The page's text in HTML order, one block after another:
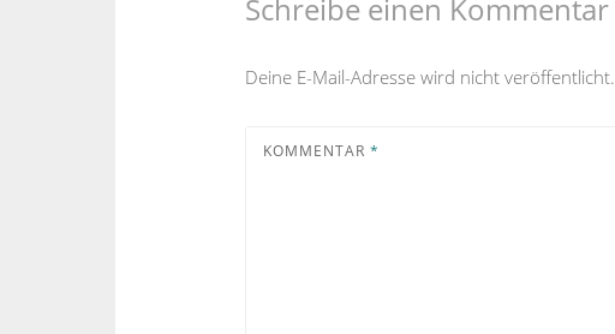
Schreibe einen Kommentar
Deine E-Mail-Adresse wird nicht veröffentlicht.
KOMMENTAR *